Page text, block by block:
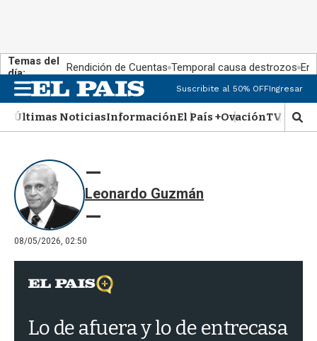
Temas del
día:
Rendición de Cuentas Temporal causa destrozos En
n
u
Suscribite al 50% OFFIngresar
Últimas NoticiasInformaciónEl País +OvaciónTV Show
M
o
q
Leonardo Guzmán
08/05/2026, 02:50
Lo de afuera y lo de entrecasa